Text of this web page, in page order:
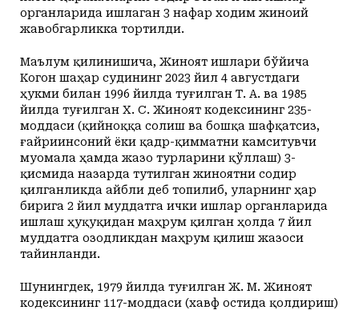
органларида ишлаган 3 нафар ходим жиноий
жавобгарликка тортилди.
Маълум қилинишича, Жиноят ишлари бўйича
Когон шаҳар судининг 2023 йил 4 августдаги
ҳукми билан 1996 йилда туғилган Т. А. ва 1985
йилда туғилган Х. С. Жиноят кодексининг 235-
моддаси (қийноққа солиш ва бошқа шафқатсиз,
ғайриинсоний ёки қадр-қимматни камситувчи
муомала ҳамда жазо турларини қўллаш) 3-
қисмида назарда тутилган жиноятни содир
қилганликда айбли деб топилиб, уларнинг ҳар
бирига 2 йил муддатга ички ишлар органларида
ишлаш ҳуқуқидан маҳрум қилган ҳолда 7 йил
муддатга озодликдан маҳрум қилиш жазоси
тайинланди.
Шунингдек, 1979 йилда туғилган Ж. М. Жиноят
кодексининг 117-моддаси (хавф остида қолдириш)